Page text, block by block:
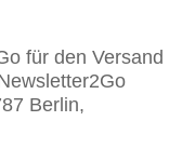
für den Versand
Berlin,